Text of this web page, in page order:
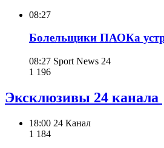
08:27
Болельщики ПАОКа
08:27 Sport News 24
1 196
Эксклюзивы 24 канала
18:00 24 Канал
1 184